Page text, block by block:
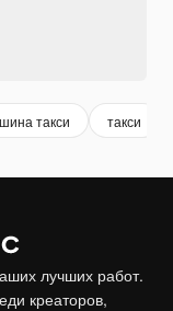
такси такси
лучших работ.
креаторов,